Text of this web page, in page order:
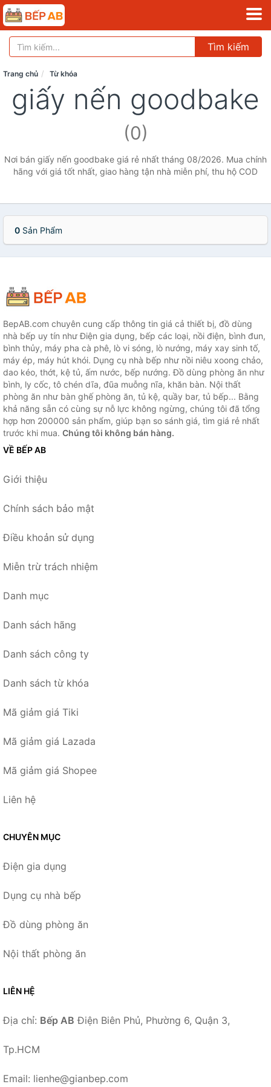
Tìm kiếm
Trang chủ Từ khóa
giấy nến goodbake
(0)
Nơi bán giấy nến goodbake giá rẻ nhất tháng 08/2026. Mua chính
hãng với giá tốt nhất, giao hàng tận nhà miễn phí, thu hộ COD
0 Sản Phẩm
BepAB.com chuyên cung cấp thông tin giá cả thiết bị, đồ dùng
nhà bếp uy tín như Điện gia dụng, bếp các loại, nồi điện, bình đun,
bình thủy, máy pha cà phê, lò vi sóng, lò nướng, máy xay sinh tố,
máy ép, máy hút khói. Dụng cụ nhà bếp như nồi niêu xoong chảo,
dao kéo, thớt, kệ tủ, ấm nước, bếp nướng. Đồ dùng phòng ăn như
bình, ly cốc, tô chén dĩa, đũa muỗng nĩa, khăn bàn. Nội thất
phòng ăn như bàn ghế phòng ăn, tủ kệ, quầy bar, tủ bếp... Bằng
khả năng sẵn có cùng sự nỗ lực không ngừng, chúng tôi đã tổng
hợp hơn 200000 sản phẩm, giúp bạn so sánh giá, tìm giá rẻ nhất
trước khi mua. Chúng tôi không bán hàng.
VỀ BẾP AB
Giới thiệu
Chính sách bảo mật
Điều khoản sử dụng
Miễn trừ trách nhiệm
Danh mục
Danh sách hãng
Danh sách công ty
Danh sách từ khóa
Mã giảm giá Tiki
Mã giảm giá Lazada
Mã giảm giá Shopee
Liên hệ
CHUYÊN MỤC
Điện gia dụng
Dụng cụ nhà bếp
Đồ dùng phòng ăn
Nội thất phòng ăn
LIÊN HỆ
Địa chỉ: Bếp AB Điện Biên Phủ, Phường 6, Quận 3,
Tp.HCM
Email: lienhe@gianbep.com